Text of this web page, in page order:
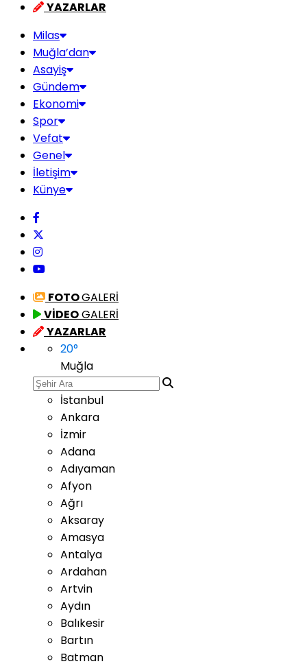
YAZARLAR
Milas
Muğla’dan
Asayiş
Gündem
Ekonomi
Spor
Vefat
Genel
İletişim
Künye
FOTOGALERİ
VİDEOGALERİ
YAZARLAR
20°
Muğla
İstanbul
Ankara
İzmir
Adana
Adıyaman
Afyon
Ağrı
Aksaray
Amasya
Antalya
Ardahan
Artvin
Aydın
Balıkesir
Bartın
Batman